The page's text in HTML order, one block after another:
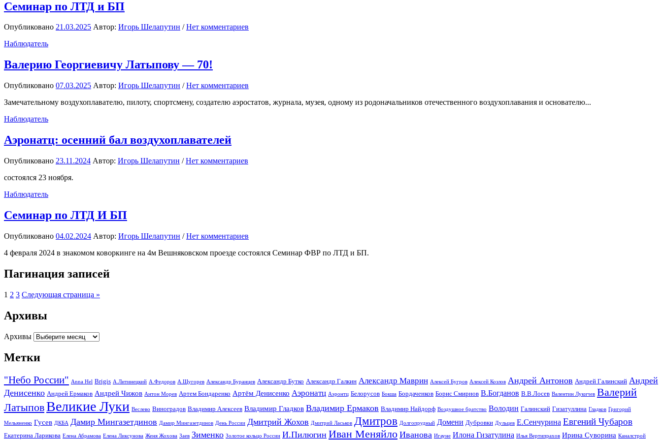
Семинар по ЛТД и БП
Опубликовано 21.03.2025 Автор: Игорь Шелапутин /Нет комментариев
Наблюдатель
Валерию Георгиевичу Латыпову — 70!
Опубликовано 07.03.2025 Автор: Игорь Шелапутин /Нет комментариев
Замечательному воздухоплавателю, пилоту, спортсмену, создателю аэростатов, журнала, музея, одному из родоначальников отечественного воздухоплавания и основателю...
Наблюдатель
Аэронатц: осенний бал воздухоплавателей
Опубликовано 23.11.2024 Автор: Игорь Шелапутин /Нет комментариев
состоялся 23 ноября.
Наблюдатель
Семинар по ЛТД И БП
Опубликовано 04.02.2024 Автор: Игорь Шелапутин /Нет комментариев
4 февраля 2024 в знакомом коворкинге на 4м Вешняковском проезде состоялся Семинар ФВР по ЛТД и БП.
Пагинация записей
1 2 3 Следующая страница »
Архивы
Архивы
Метки
"Небо России" Anna Hel Brigis А.Литинецкий А.Федоров А.Щугорев Александр Буранцев Александр Бутко Александр Галкин Александр Маврин Алексей Бугров Алексей Козлов Андрей Антонов Андрей Галинский Андрей
Денисенко Андрей Ермаков Андрей Чижов Антон Морев Артем Бондаренко Артём Денисенко Аэронатц Аэронтц Белорусов Бокша Бордаченков Борис Смирнов В.Богданов В.В.Лосев Валентин Лукичев Валерий
ЛатыповВеликие Луки Веслево Виноградов Владимир Алексеев Владимир Гладков Владимир Ермаков Владимир Найдорф Воздушное братство Володин Галинский Гизатуллина Гладков Григорий
Мельяненко Гусев ДКБА Дамир Мингазетдинов Дамир Мингазетдинов День России Дмитрий Жохов Дмитрий Ласьков Дмитров Долгопрудный Домени Дубровки Дульцев Е.Сенчурина Евгений Чубаров
Екатерина Ларикова Елена Абрамова Елена Ликсунова Женя Жохова Заев Зименко Золотое кольцо России И.Пилюгин Иван Меняйло Иванова Игауне Илона Гизатулина Илья Вертипрахов Ирина Суворина Каналстрой